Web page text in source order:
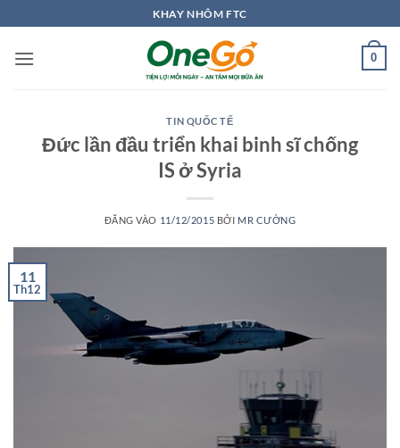
qua
nội
KHAY NHÔM FTC
0
TIN QUỐC TẾ
Đức lần đầu triển khai binh sĩ chống
IS ở Syria
ĐĂNG VÀO 11/12/2015 BỞI MR CƯỜNG
11
Th12